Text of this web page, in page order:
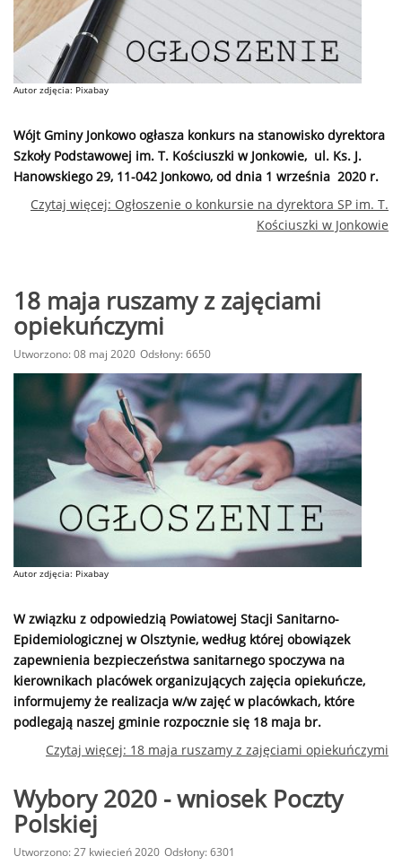
Autor zdjęcia: Pixabay
Wójt Gminy Jonkowo ogłasza konkurs na stanowisko dyrektora
Szkoły Podstawowej im. T. Kościuszki w Jonkowie, ul. Ks. J.
Hanowskiego 29, 11-042 Jonkowo, od dnia 1 września 2020 r.
Czytaj więcej: Ogłoszenie o konkursie na dyrektora SP im. T.
Kościuszki w Jonkowie
18 maja ruszamy z zajęciami
opiekuńczymi
Utworzono: 08 maj 2020 Odsłony: 6650
Autor zdjęcia: Pixabay
W związku z odpowiedzią Powiatowej Stacji Sanitarno-
Epidemiologicznej w Olsztynie, według której obowiązek
zapewnienia bezpieczeństwa sanitarnego spoczywa na
kierownikach placówek organizujących zajęcia opiekuńcze,
informujemy że realizacja w/w zajęć w placówkach, które
podlegają naszej gminie rozpocznie się 18 maja br.
Czytaj więcej: 18 maja ruszamy z zajęciami opiekuńczymi
Wybory 2020 - wniosek Poczty
Polskiej
Utworzono: 27 kwiecień 2020 Odsłony: 6301